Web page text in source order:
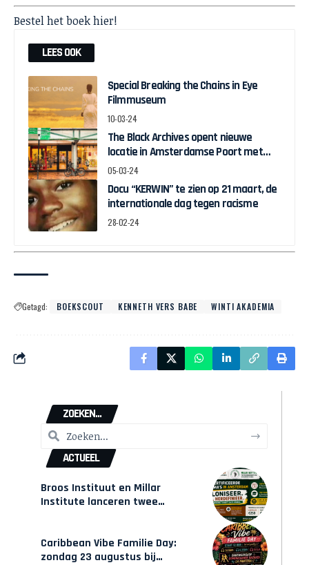
Bestel het boekhier!
LEES OOK
Special Breaking the Chains in Eye
Filmmuseum
10-03-24
The Black Archives opent nieuwe
locatie in Amsterdamse Poort met
pop-up expo over Ghanese
05-03-24
Docu “KERWIN” te zien op 21 maart, de
internationale dag tegen racisme
28-02-24
Getagd: BOEKSCOUT KENNETH VERS BABE WINTI AKADEMIA
ZOEKEN...
ACTUEEL
Broos Instituut en Millar
Institute lanceren twee
Caribbean Vibe Familie Day:
zondag 23 augustus bij